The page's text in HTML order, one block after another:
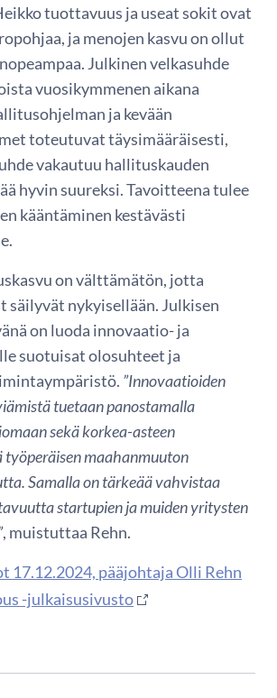
tuottavuus ja useat sokit ovat
ja menojen kasvu on ollut
Julkinen velkasuhde
vuosikymmenen aikana
ja kevään
toteutuvat täysimääräisesti,
vakautuu hallituskauden
hyvin suureksi. Tavoitteena tulee
kääntäminen kestävästi
on välttämätön, jotta
säilyvät nykyisellään. Julkisen
on luoda innovaatio- ja
suotuisat olosuhteet ja
”Innovaatioiden
tuetaan panostamalla
sekä korkea-asteen
työperäisen maahanmuuton
Samalla on tärkeää vahvistaa
startupien ja muiden yritysten
, muistuttaa Rehn.
17.12.2024, pääjohtaja Olli Rehn
-julkaisusivusto